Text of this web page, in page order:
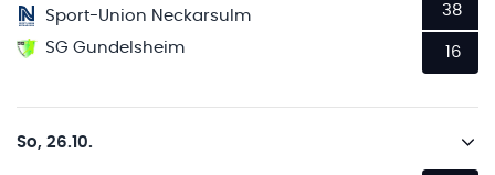
Sport-Union Neckarsulm
SG Gundelsheim
38
16
So, 26.10.